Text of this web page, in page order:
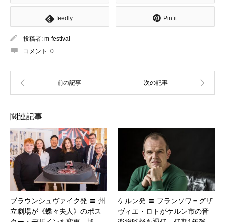
feedly Pin it
投稿者: m-festival
コメント: 0
関連記事
ブラウンシュヴァイク発 〓 州
立劇場が《蝶々夫人》のポス
ケルン発 〓 フランソワ＝グザ
ヴィエ・ロトがケルン市の音